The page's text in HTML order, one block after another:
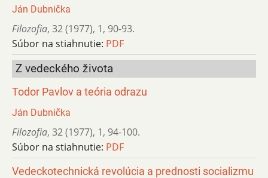
Ján Dubnička
Filozofia, 32 (1977), 1, 90-93.
Súbor na stiahnutie: PDF
Z vedeckého života
Todor Pavlov a teória odrazu
Ján Dubnička
Filozofia, 32 (1977), 1, 94-100.
Súbor na stiahnutie: PDF
Vedeckotechnická revolúcia a prednosti socializmu